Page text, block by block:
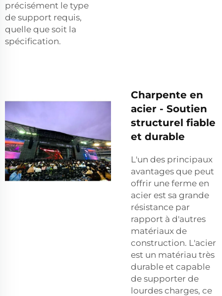
précisément le type
de support requis,
quelle que soit la
spécification.
Charpente en
acier - Soutien
structurel fiable
et durable
L'un des principaux
avantages que peut
offrir une ferme en
acier est sa grande
résistance par
rapport à d'autres
matériaux de
construction. L'acier
est un matériau très
durable et capable
de supporter de
lourdes charges, ce